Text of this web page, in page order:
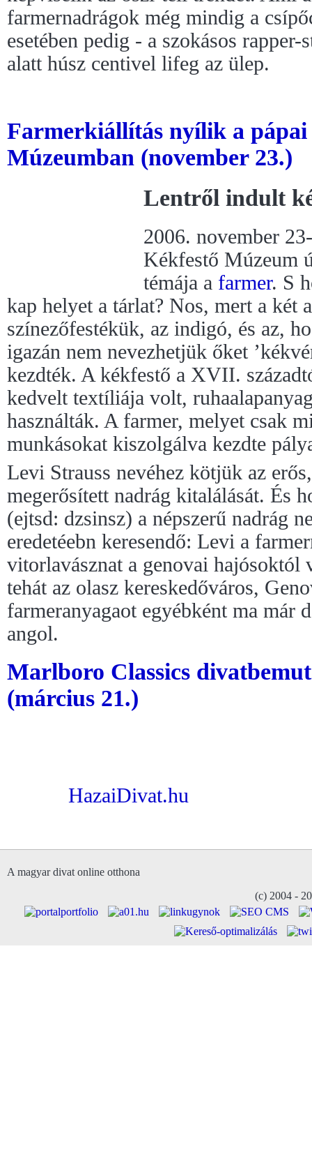
farmernadrágok még mindig a
esetében pedig - a szokásos
alatt húsz centivel lifeg az ülep.
Farmerkiállítás nyílik a pápai
Múzeumban (november 23.)
Lentről indult
2006. november
Kékfestő Múzeum
témája a farmer. S
kap helyet a tárlat? Nos, mert a két
színezőfestékük, az indigó, és az,
igazán nem nevezhetjük őket
kezdték. A kékfestő a XVII.
kedvelt textíliája volt,
használták. A farmer, melyet csak
munkásokat kiszolgálva kezdte
Levi Strauss nevéhez kötjük az
megerősített nadrág kitalálását. És
(ejtsd: dzsinsz) a népszerű nadrág
eredetéebn keresendő: Levi a
vitorlavásznat a genovai hajósoktól
tehát az olasz kereskedőváros,
farmeranyagaot egyébként ma már
angol.
Marlboro Classics
(március 21.)
HazaiDivat.hu
A magyar divat online otthona
(c) 2004 -